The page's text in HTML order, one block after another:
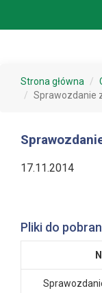
Strona główna
Sprawozdanie
17.11.2014
Pliki do